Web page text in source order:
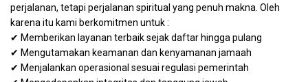
perjalanan, tetapi perjalanan spiritual yang penuh makna. Oleh
karena itu kami berkomitmen untuk :
✔ Memberikan layanan terbaik sejak daftar hingga pulang
✔ Mengutamakan keamanan dan kenyamanan jamaah
✔ Menjalankan operasional sesuai regulasi pemerintah